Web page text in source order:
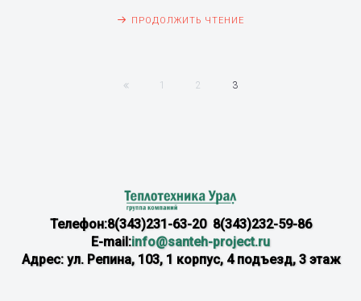
ПРОДОЛЖИТЬ ЧТЕНИЕ
1 2 3
Телефон:8(343)231-63-20 8(343)232-59-86
E-mail:info@santeh-project.ru
Адрес: ул. Репина, 103, 1 корпус, 4 подъезд, 3 этаж